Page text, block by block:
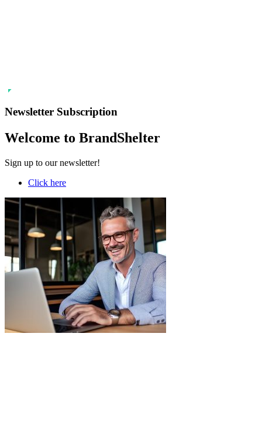
Newsletter Subscription
Welcome to BrandShelter
Sign up to our newsletter!
Click here